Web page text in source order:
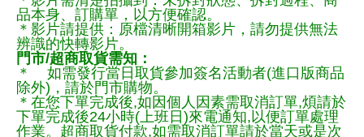
品本身、訂購單，以方便確認。
＊影片請提供：原檔清晰開箱影片，請勿提供無法
辨識的快轉影片。
門市/超商取貨需知：
＊ 如需發行當日取貨參加簽名活動者(進口版商品
除外)，請於門市購物。
＊在您下單完成後,如因個人因素需取消訂單,煩請於
下單完成後24小時(上班日)來電通知,以便訂單處理
作業。超商取貨付款,如需取消訂單請於當天或是次